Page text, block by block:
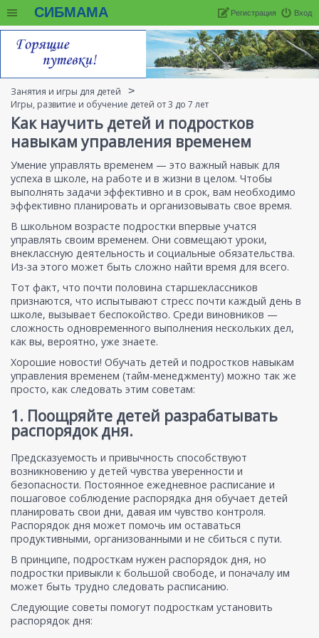
СИБМАМА Вход
Регистрация
Занятия и игры для детей
Игры, развитие и обучение детей от 3 до 7 лет
Как научить детей и подростков
навыкам управления временем
Умение управлять временем — это важный навык для
успеха в школе, на работе и в жизни в целом. Чтобы
выполнять задачи эффективно и в срок, вам необходимо
эффективно планировать и организовывать свое время.
В школьном возрасте подростки впервые учатся
управлять своим временем. Они совмещают уроки,
внеклассную деятельность и социальные обязательства.
Из-за этого может быть сложно найти время для всего.
Тот факт, что почти половина старшеклассников
признаются, что испытывают стресс почти каждый день в
школе, вызывает беспокойство. Среди виновников —
сложность одновременного выполнения нескольких дел,
как вы, вероятно, уже знаете.
Хорошие новости! Обучать детей и подростков навыкам
управления временем (тайм-менеджменту) можно так же
просто, как следовать этим советам:
1. Поощряйте детей разрабатывать
распорядок дня.
Предсказуемость и привычность способствуют
возникновению у детей чувства уверенности и
безопасности. Постоянное ежедневное расписание и
пошаговое соблюдение распорядка дня обучает детей
планировать свои дни, давая им чувство контроля.
Распорядок дня может помочь им оставаться
продуктивными, организованными и не сбиться с пути.
В принципе, подросткам нужен распорядок дня, но
подростки привыкли к большой свободе, и поначалу им
может быть трудно следовать расписанию.
Следующие советы помогут подросткам установить
распорядок дня: